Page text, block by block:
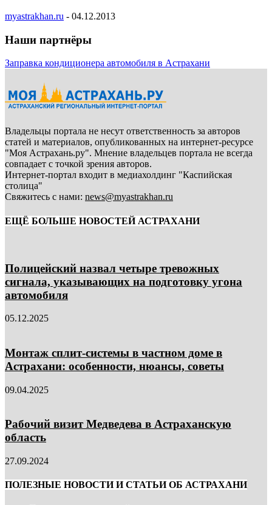
myastrakhan.ru - 04.12.2013
Наши партнёры
Заправка кондиционера автомобиля в Астрахани
Владельцы портала не несут ответственность за авторов
статей и материалов, опубликованных на интернет-ресурсе
"Моя Астрахань.ру". Мнение владельцев портала не всегда
совпадает с точкой зрения авторов.
Интернет-портал входит в медиахолдинг "Каспийская
столица"
Свяжитесь с нами: news@myastrakhan.ru
ЕЩЁ БОЛЬШЕ НОВОСТЕЙ АСТРАХАНИ
Полицейский назвал четыре тревожных
сигнала, указывающих на подготовку угона
автомобиля
05.12.2025
Монтаж сплит-системы в частном доме в
Астрахани: особенности, нюансы, советы
09.04.2025
Рабочий визит Медведева в Астраханскую
область
27.09.2024
ПОЛЕЗНЫЕ НОВОСТИ И СТАТЬИ ОБ АСТРАХАНИ